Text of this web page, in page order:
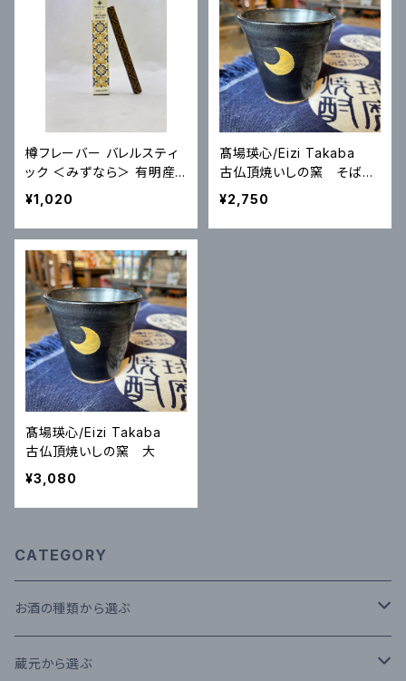
樽フレーバー バレルスティ
ック ＜みずなら＞ 有明産
業
¥1,020
髙場瑛心/Eizi Takaba
古仏頂焼いしの窯 そば猪
口 小
¥2,750
髙場瑛心/Eizi Takaba
古仏頂焼いしの窯 大
¥3,080
CATEGORY
お酒の種類から選ぶ
本格米焼酎
蔵元から選ぶ